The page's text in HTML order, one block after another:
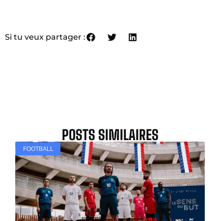
Si tu veux partager :
POSTS SIMILAIRES
FOOTBALL